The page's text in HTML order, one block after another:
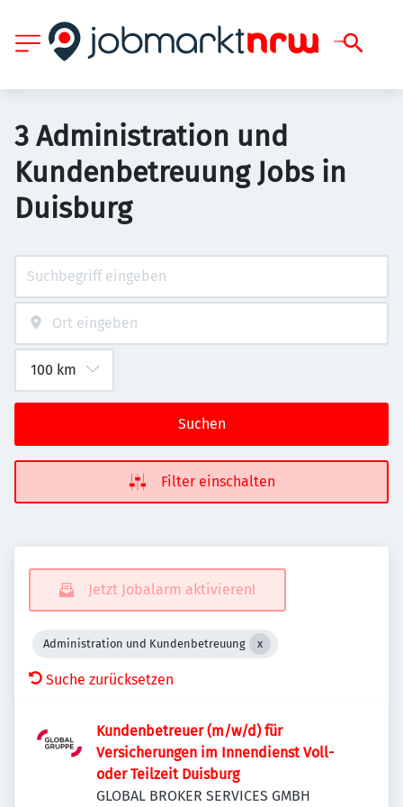
3 Administration und
Kundenbetreuung Jobs in
Duisburg
Suchen
Filter einschalten
Jetzt Jobalarm aktivieren!
Administration und Kundenbetreuung
Suche zurücksetzen
Kundenbetreuer (m/w/d) für
Versicherungen im Innendienst Voll-
oder Teilzeit Duisburg
GLOBAL BROKER SERVICES GMBH